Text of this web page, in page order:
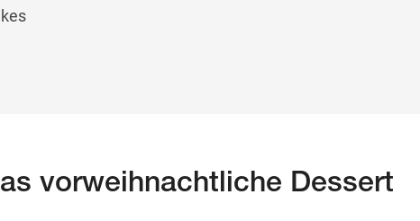
vorweihnachtliche Dessert